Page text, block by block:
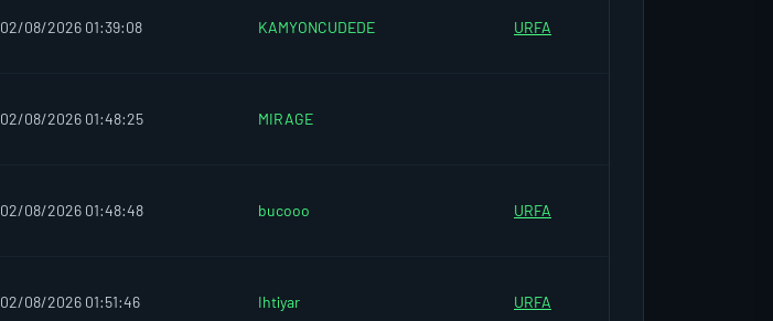
02/08/2026 01:39:08 KAMYONCUDEDE URFA
02/08/2026 01:48:25 MIRAGE
02/08/2026 01:48:48 bucooo URFA
02/08/2026 01:51:46 Ihtiyar URFA